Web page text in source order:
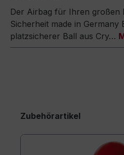
Der Airbag für Ihren großen
Sicherheit made in Germany
platzsicherer Ball aus Cry…
Zubehörartikel